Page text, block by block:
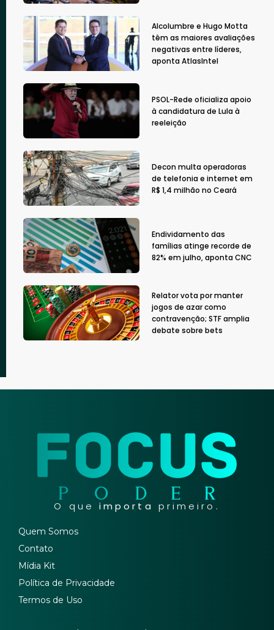
Alcolumbre e Hugo Motta
têm as maiores avaliações
negativas entre líderes,
aponta AtlasIntel
PSOL-Rede oficializa apoio
à candidatura de Lula à
reeleição
Decon multa operadoras
de telefonia e internet em
R$ 1,4 milhão no Ceará
Endividamento das
famílias atinge recorde de
82% em julho, aponta CNC
Relator vota por manter
jogos de azar como
contravenção; STF amplia
debate sobre bets
O que importa primeiro.
Quem Somos
Contato
Mídia Kit
Política de Privacidade
Termos de Uso